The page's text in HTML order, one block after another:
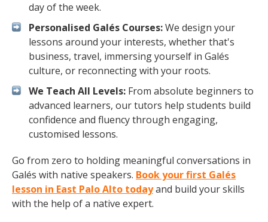
day of the week.
Personalised Galés Courses:We design your
lessons around your interests, whether that's
business, travel, immersing yourself in Galés
culture, or reconnecting with your roots.
We Teach All Levels: From absolute beginners to
advanced learners, our tutors help students build
confidence and fluency through engaging,
customised lessons.
Go from zero to holding meaningful conversations in
Galés with native speakers. Book your first Galés
lesson in East Palo Alto todayand build your skills
with the help of a native expert.